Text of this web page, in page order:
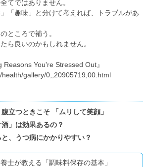
てではありません。
「趣味」と分けて考えれば、トラブルがあ
ところで補う。
ら良いのかもしれません。
Reasons You're Stressed Out』
health/gallery/0,,20905719,00.html
立つときこそ 「ムリして笑顔」
酒」は効果あるの？
、うつ病にかかりやすい？
士が教える「調味料保存の基本」